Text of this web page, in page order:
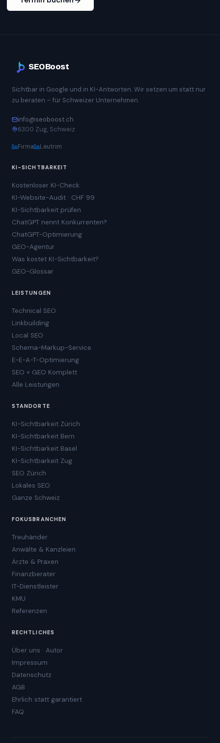
SEOBoost
Sichtbar in Google und in KI-Antworten. Wir setzen um statt nur
zu beraten – für Schweizer Unternehmen.
info@seoboost.ch
6300 Zug, Schweiz
Firma Leutrim
KI-SICHTBARKEIT
Kostenloser KI-Check
KI-Website-Audit · CHF 99
KI-Sichtbarkeit prüfen
ChatGPT nennt Konkurrenten?
ChatGPT-Optimierung
GEO-Agentur
Was kostet KI-Sichtbarkeit?
GEO-Glossar
LEISTUNGEN
Technical SEO
Linkbuilding
Local SEO
Schema-Markup-Service
E-E-A-T-Optimierung
SEO + GEO Komplett
Alle Leistungen
STANDORTE
KI-Sichtbarkeit Zürich
KI-Sichtbarkeit Bern
KI-Sichtbarkeit Basel
KI-Sichtbarkeit Zug
SEO Zürich
Lokales SEO
Ganze Schweiz
FOKUSBRANCHEN
Treuhänder
Anwälte & Kanzleien
Ärzte & Praxen
Finanzberater
IT-Dienstleister
KMU
Referenzen
RECHTLICHES
Über uns · Autor
Impressum
Datenschutz
AGB
Ehrlich statt garantiert
FAQ